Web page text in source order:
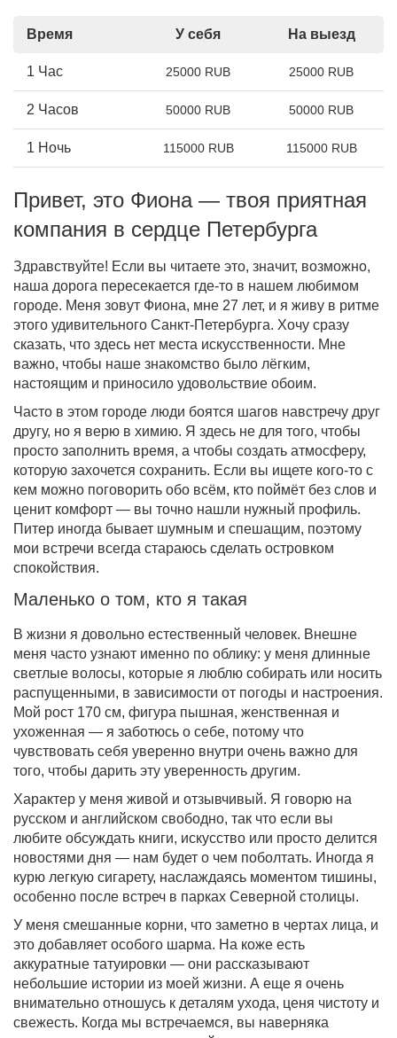
Время У себя На выезд
1 Час 25000 RUB 25000 RUB
2 Часов 50000 RUB 50000 RUB
1 Ночь 115000 RUB 115000 RUB
Привет, это Фиона — твоя приятная
компания в сердце Петербурга
Здравствуйте! Если вы читаете это, значит, возможно,
наша дорога пересекается где-то в нашем любимом
городе. Меня зовут Фиона, мне 27 лет, и я живу в ритме
этого удивительного Санкт-Петербурга. Хочу сразу
сказать, что здесь нет места искусственности. Мне
важно, чтобы наше знакомство было лёгким,
настоящим и приносило удовольствие обоим.
Часто в этом городе люди боятся шагов навстречу друг
другу, но я верю в химию. Я здесь не для того, чтобы
просто заполнить время, а чтобы создать атмосферу,
которую захочется сохранить. Если вы ищете кого-то с
кем можно поговорить обо всём, кто поймёт без слов и
ценит комфорт — вы точно нашли нужный профиль.
Питер иногда бывает шумным и спешащим, поэтому
мои встречи всегда стараюсь сделать островком
спокойствия.
Маленько о том, кто я такая
В жизни я довольно естественный человек. Внешне
меня часто узнают именно по облику: у меня длинные
светлые волосы, которые я люблю собирать или носить
распущенными, в зависимости от погоды и настроения.
Мой рост 170 см, фигура пышная, женственная и
ухоженная — я заботюсь о себе, потому что
чувствовать себя уверенно внутри очень важно для
того, чтобы дарить эту уверенность другим.
Характер у меня живой и отзывчивый. Я говорю на
русском и английском свободно, так что если вы
любите обсуждать книги, искусство или просто делится
новостями дня — нам будет о чем поболтать. Иногда я
курю легкую сигарету, наслаждаясь моментом тишины,
особенно после встреч в парках Северной столицы.
У меня смешанные корни, что заметно в чертах лица, и
это добавляет особого шарма. На коже есть
аккуратные татуировки — они рассказывают
небольшие истории из моей жизни. А еще я очень
внимательно отношусь к деталям ухода, ценя чистоту и
свежесть. Когда мы встречаемся, вы наверняка